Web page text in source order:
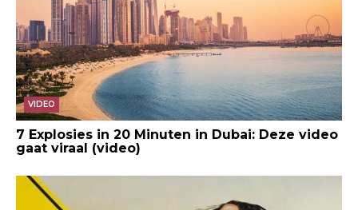
VIDEO
7 Explosies in 20 Minuten in Dubai: Deze video
gaat viraal (video)